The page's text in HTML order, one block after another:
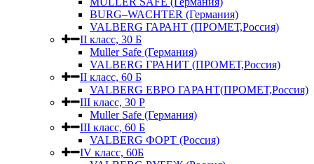
BURG–WACHTER (Германия)
VALBERG ГАРАНТ (ПРОМЕТ,Россия)
II класс, 30 Б
Muller Safe (Германия)
VALBERG ГРАНИТ (ПРОМЕТ,Россия)
II класс, 60 Б
VALBERG ЕВРО ГАРАНТ(ПРОМЕТ,Россия)
III класс, 30 Р
Muller Safe (Германия)
III класс, 60 Б
VALBERG ФОРТ (Россия)
IV класс, 60Б